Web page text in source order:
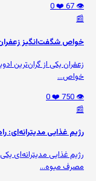
👁️ 67
❤️ 0
📰
خواص شگفت‌انگیز
زعفران یکی از گران‌ترین
خواص...
👁️ 750
❤️ 0
📰
رژیم غذایی مدیترانه‌ای:
رژیم غذایی مدیترانه‌ای
مصرف میوه‌...